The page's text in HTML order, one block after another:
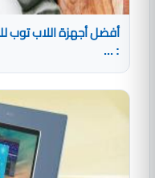
: ...